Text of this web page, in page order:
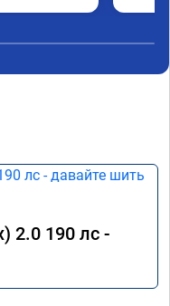
2.0 190 лс -